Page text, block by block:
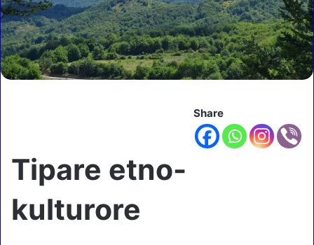
Share
Tipare etno-
kulturore